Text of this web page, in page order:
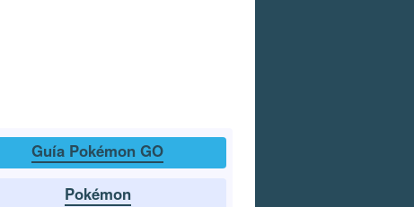
Guía Pokémon GO
Pokémon